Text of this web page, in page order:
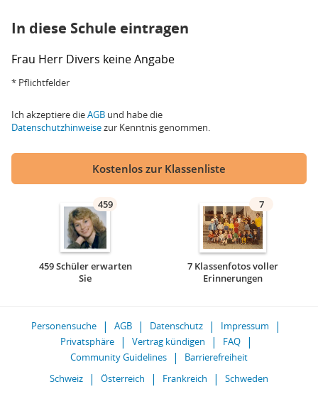
In diese Schule eintragen
Frau Herr Divers keine Angabe
* Pflichtfelder
Ich akzeptiere dieAGB und habe die
Datenschutzhinweisezur Kenntnis genommen.
Kostenlos zur Klassenliste
459
459 Schüler erwarten
Sie
7
7 Klassenfotos voller
Erinnerungen
Personensuche AGB Datenschutz
Impressum
Privatsphäre
Vertrag kündigen
FAQ
Community Guidelines
Barrierefreiheit
Schweiz
Österreich Frankreich Schweden